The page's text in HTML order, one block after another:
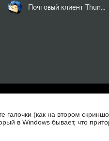
галочки (как на втором
в Windows бывает, что